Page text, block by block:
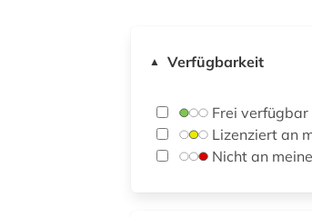
▲ Verfügbarkeit
Frei verfügbar
Lizenziert an
Nicht an